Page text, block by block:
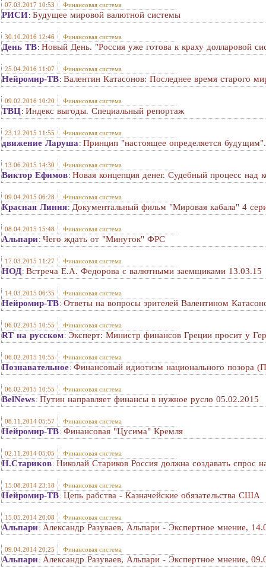
07.03.2017 10:53 Финансовая система
РИСИ: Будущее мировой валютной системы
30.10.2016 12:46 Финансовая система
День ТВ: Новый День. "Россия уже готова к краху долларовой
25.04.2016 11:07 Финансовая система
Нейромир-ТВ: Валентин Катасонов: Последнее время старого
09.02.2016 10:20 Финансовая система
ТВЦ: Индекс выгоды. Специальный репортаж
23.12.2015 11:55 Финансовая система
движение Ларуша : Принцип "настоящее определяется
13.06.2015 14:30 Финансовая система
Виктор Ефимов: Новая концепция денег. Судебный процесс над
09.04.2015 06:28 Финансовая система
Красная Линия: Документальный фильм "Мировая кабала" 4
08.04.2015 15:48 Финансовая система
Альпари: Чего ждать от "Минуток" ФРС
17.03.2015 11:27 Финансовая система
НОД: Встреча Е.А. Федорова с валютными заемщиками 13.03.15
14.03.2015 06:35 Финансовая система
Нейромир-ТВ: Ответы на вопросы зрителей Валентином
06.02.2015 10:55 Финансовая система
RT на русском: Эксперт: Министр финансов Греции просит у
06.02.2015 10:55 Финансовая система
Познавательное: Финансовый идиотизм национального позора
06.02.2015 10:55 Финансовая система
BelNews: Путин направляет финансы в нужное русло 05.02.2015
08.11.2014 05:57 Финансовая система
Нейромир-ТВ: Финансовая "Цусима" Кремля
02.11.2014 05:05 Финансовая система
Н.Стариков: Николай Стариков Россия должна создавать спрос
15.08.2014 23:18 Финансовая система
Нейромир-ТВ: Цепь рабства - Казначейские обязательства США
15.05.2014 20:08 Финансовая система
Альпари: Александр Разуваев, Альпари - Экспертное мнение,
09.04.2014 20:25 Финансовая система
Альпари: Александр Разуваев, Альпари - Экспертное мнение,